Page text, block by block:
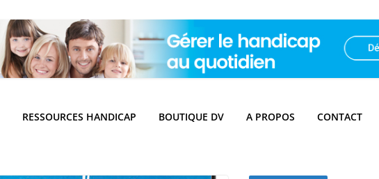
RESSOURCES HANDICAP BOUTIQUE DV A PROPOS CONTACT